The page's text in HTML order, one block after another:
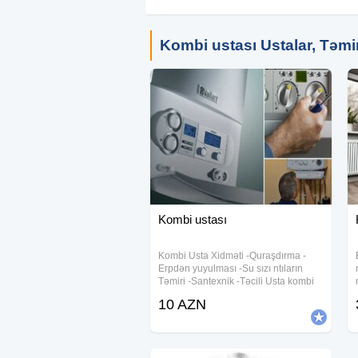
Kombi ustası Ustalar,
Kombi ustası
Kombi Usta Xidməti -Quraşdırma -
Erpdən yuyulması -Su sızı ntıların
Təmiri -Santexnik -Təcili Usta kombi
kombilerin temiri xidmeti gosterilir
10 AZN